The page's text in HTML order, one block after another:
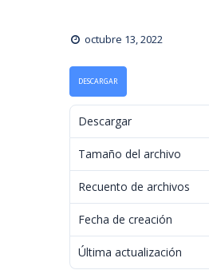
octubre 13, 2022
DESCARGAR
Descargar
Tamaño del archivo
Recuento de archivos
Fecha de creación
Última actualización